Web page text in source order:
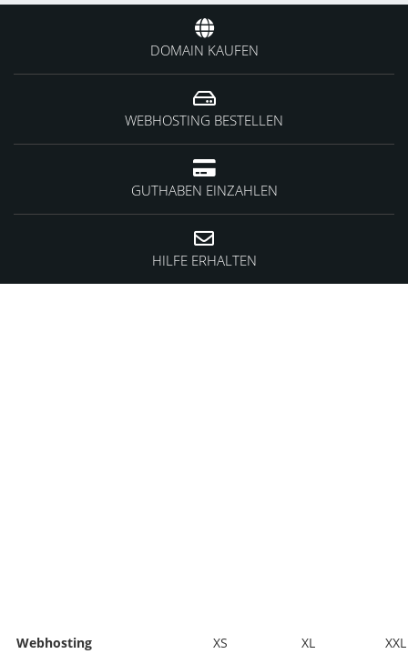
DOMAIN KAUFEN
WEBHOSTING BESTELLEN
GUTHABEN EINZAHLEN
HILFE ERHALTEN
Webhosting XS XL
XXL